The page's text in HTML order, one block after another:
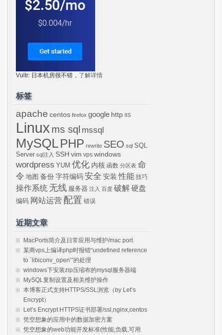
Vultr: 日本机房很不错， 了解详情
标签
apache centos firefox google http IIS
Linux ms sql mssql
MySQLPHP rewrite SEO sql SQL
Server sql注入 SSH vim vps windows
wordpress YUM 优化 内核 函数 分区表 命
令 地图 备份 字符编码 安全 安装 性能 技巧
操作系统 无线 服务器 注入 百度 破解硬盘
编码 网站运营 配置 错误
近期文章
MacPorts简介及日常应用与维护/mac port
某商vps上编译php时报错“undefined reference
to `libiconv_open’”的处理
windows下安装zip压缩布的mysql服务器端
MySQL复制设置及相关维护操作
本博客正式支持HTTPS/SSL浏览（by Let’s
Encrypt）
Let’s Encrypt HTTPS证书部署/ssl,nginx,centos
凭空想象的应用中的数据加密方案
凭空想象的web功能开发标准(性能,负载,可用